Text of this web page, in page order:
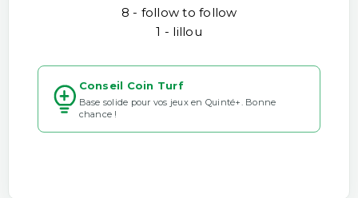
8 - follow to follow
1 - lillou
Conseil Coin Turf
Base solide pour vos jeux en Quinté+. Bonne
chance !